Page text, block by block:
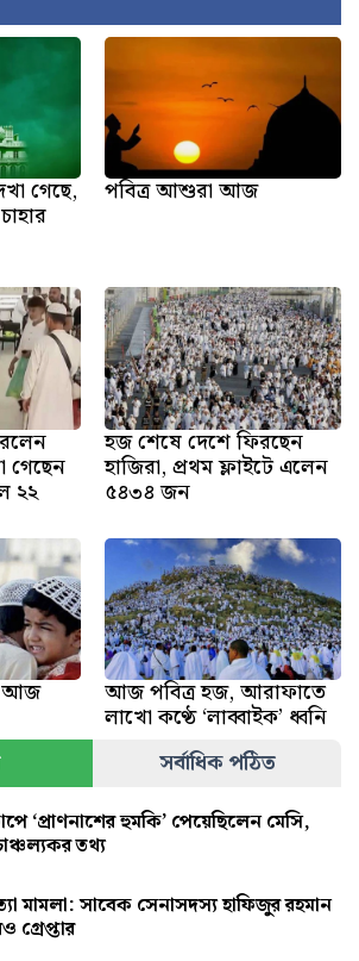
গেছে, পবিত্র আশুরা আজ
গেছেন
২২
হজ শেষে দেশে ফিরছেন
হাজিরা, প্রথম ফ্লাইটে এলেন
৫৪৩৪ জন
আজ আজ পবিত্র হজ, আরাফাতে
লাখো কণ্ঠে ‘লাব্বাইক’ ধ্বনি
সর্বাধিক পঠিত
‘প্রাণনাশের হুমকি’ পেয়েছিলেন মেসি,
তথ্য
মামলা: সাবেক সেনাসদস্য হাফিজুর রহমান
গ্রেপ্তার